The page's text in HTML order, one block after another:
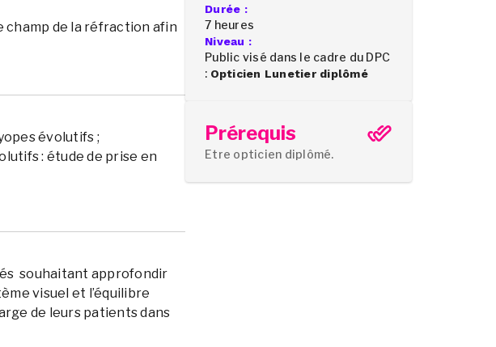
champ de la réfraction afin
évolutifs ;
: étude de prise en
souhaitant approfondir
visuel et l’équilibre
de leurs patients dans
Durée :
7 heures
Niveau :
Public visé dans le cadre du DPC
: Opticien Lunetier diplômé
Prérequis
Etre opticien diplômé.